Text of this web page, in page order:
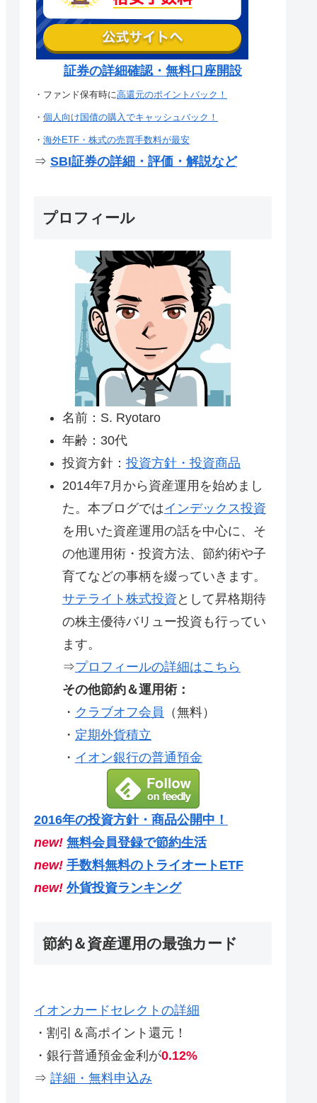
証券の詳細確認・無料口座開設
・ファンド保有時に高還元のポイントバック！
・ 個人向け国債の購入でキャッシュバック！
・ 海外ETF・株式の売買手数料が最安
⇒ SBI証券の詳細・評価・解説など
プロフィール
名前：S. Ryotaro
年齢：30代
投資方針： 投資方針・投資商品
2014年7月から資産運用を始めまし
た。本ブログではインデックス投資
を用いた資産運用の話を中心に、そ
の他運用術・投資方法、節約術や子
育てなどの事柄を綴っていきます。
サテライト株式投資 として昇格期待
の株主優待バリュー投資も行ってい
ます。
⇒プロフィールの詳細はこちら
その他節約＆運用術：
・ クラブオフ会員 （無料）
・ 定期外貨積立
・ イオン銀行の普通預金
2016年の投資方針・商品公開中！
new! 無料会員登録で節約生活
new! 手数料無料のトライオートETF
new! 外貨投資ランキング
節約＆資産運用の最強カード
イオンカードセレクトの詳細
・割引＆高ポイント還元！
・銀行普通預金金利が0.12%
⇒ 詳細・無料申込み